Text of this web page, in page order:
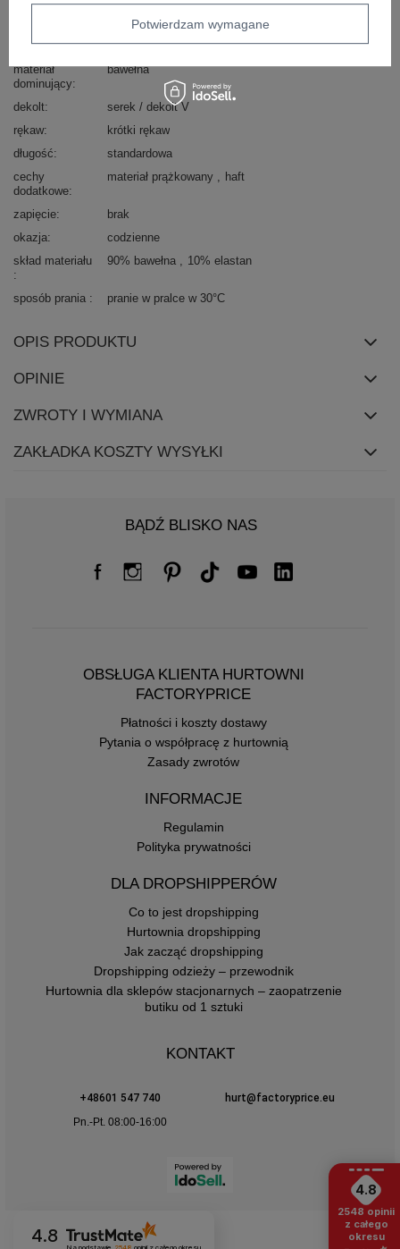
typ produktu
bluzka codzienna
dominujący
materiał
dominujący
bawełna
dekolt
serek / dekolt V
rękaw
krótki rękaw
długość
standardowa
cechy
dodatkowe
materiał prążkowany haft
zapięcie
brak
okazja
codzienne
skład materiału
90% bawełna 10% elastan
sposób prania pranie w pralce w 30°C
OPIS PRODUKTU
OPINIE
ZWROTY I WYMIANA
ZAKŁADKA KOSZTY WYSYŁKI
BĄDŹ BLISKO NAS
OBSŁUGA KLIENTA HURTOWNI
FACTORYPRICE
Płatności i koszty dostawy
Pytania o współpracę z hurtownią
Zasady zwrotów
INFORMACJE
Regulamin
Polityka prywatności
DLA DROPSHIPPERÓW
Co to jest dropshipping
Hurtownia dropshipping
Jak zacząć dropshipping
Dropshipping odzieży – przewodnik
Hurtownia dla sklepów stacjonarnych – zaopatrzenie
butiku od 1 sztuki
KONTAKT
+48601 547 740
hurt@factoryprice.eu
Pn.-Pt. 08:00-16:00
4.8
4.8
2548 opinii
z całego
okresu
Potwierdzam wymagane